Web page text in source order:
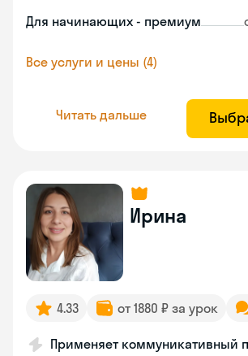
Для начинающих - премиум
Все услуги и цены (4)
Читать дальше
Ирина
4.33 от 1880 ₽ за урок
Применяет коммуникативный